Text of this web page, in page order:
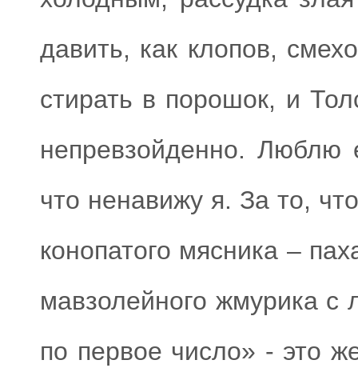
давить, как клопов,
стирать в порошок, и
непревзойденно. Люблю
что ненавижу я. За то,
конопатого мясника –
мавзолейного жмурика
по первое число» - это